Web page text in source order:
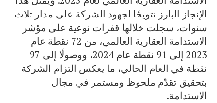
الإنجاز البارز تتويجًا لجهود الشركة على مدار ثلاث
سنوات، سجلت خلالها قفزات نوعية على مؤشر
الاستدامة العقارية العالمي، من 72 نقطة عام
2023 إلى 91 نقطة عام 2024، ووصولًا إلى 97
نقطة في العام الحالي، ما يعكس التزام الشركة
بتحقيق تقدّم ملحوظ ومستمر في مجال
الاستدامة.